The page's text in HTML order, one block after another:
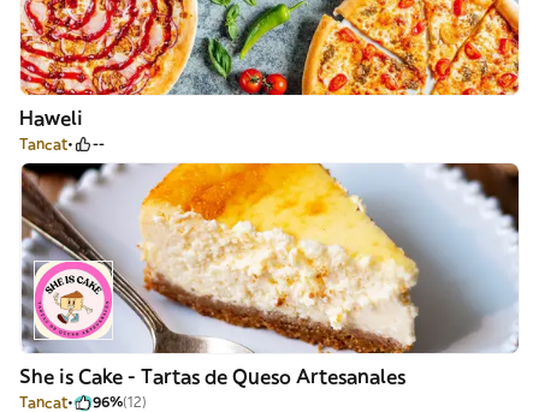
Haweli
Tancat --
She is Cake - Tartas de Queso Artesanales
Tancat 96%(12)